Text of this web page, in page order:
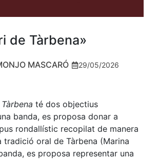
de Tàrbena»
MASCARÓ 29/05/2026
té dos objectius
banda, es proposa donar a
rondallístic recopilat de manera
tradició oral de Tàrbena (Marina
es proposa representar una